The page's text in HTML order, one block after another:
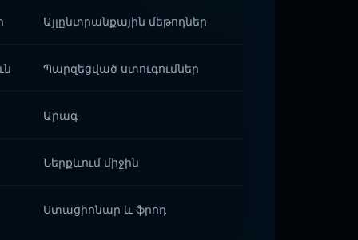
Այլընտրանքային մեթոդներ
Պարզեցված ստուգումներ
Արագ
Ներքևում միջին
Ստացիոնար և ֆրոդ